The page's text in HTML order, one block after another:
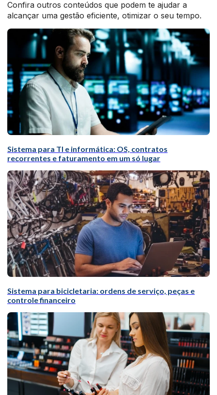
Confira outros conteúdos que podem te ajudar a
alcançar uma gestão eficiente, otimizar o seu tempo.
Sistema para TI e informática: OS, contratos
recorrentes e faturamento em um só lugar
Sistema para bicicletaria: ordens de serviço, peças e
controle financeiro